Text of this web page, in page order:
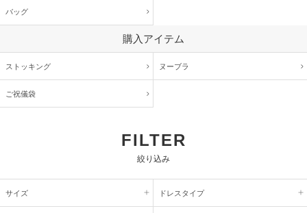
バッグ
購入アイテム
ストッキング ヌーブラ
ご祝儀袋
FILTER
絞り込み
サイズ ドレスタイプ